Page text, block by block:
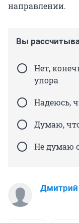
направлении.
Вы
Нет,
упора
Надеюсь,
Думаю,
Не думаю
Дмитрий